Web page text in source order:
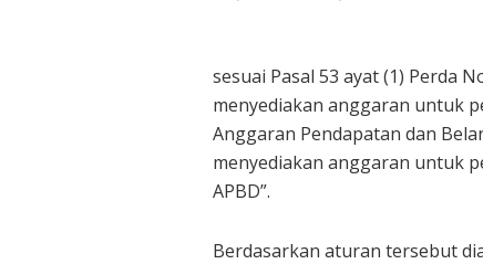
sesuai Pasal 53 ayat (1) Perda
menyediakan anggaran untuk
Anggaran Pendapatan dan
menyediakan anggaran untuk
APBD”.
Berdasarkan aturan tersebut